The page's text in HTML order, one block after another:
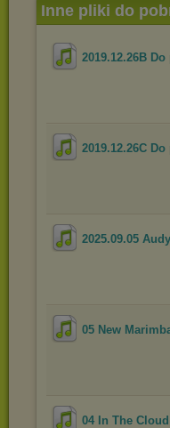
Inne pliki do
2019.12.26B
2019.12.26C
2025.09.05
05 New
04 In The